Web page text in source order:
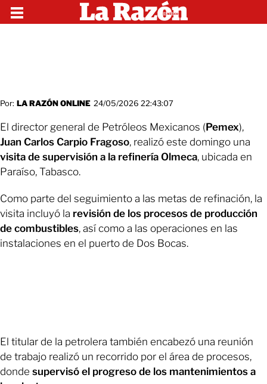
Por: LA RAZÓN ONLINE 24/05/2026 22:43:07
El director general de Petróleos Mexicanos (Pemex),
Juan Carlos Carpio Fragoso, realizó este domingo una
visita de supervisión a la refinería Olmeca, ubicada en
Paraíso, Tabasco.
Como parte del seguimiento a las metas de refinación, la
visita incluyó la revisión de los procesos de producción
de combustibles, así como a las operaciones en las
instalaciones en el puerto de Dos Bocas.
El titular de la petrolera también encabezó una reunión
de trabajo realizó un recorrido por el área de procesos,
donde supervisó el progreso de los mantenimientos a